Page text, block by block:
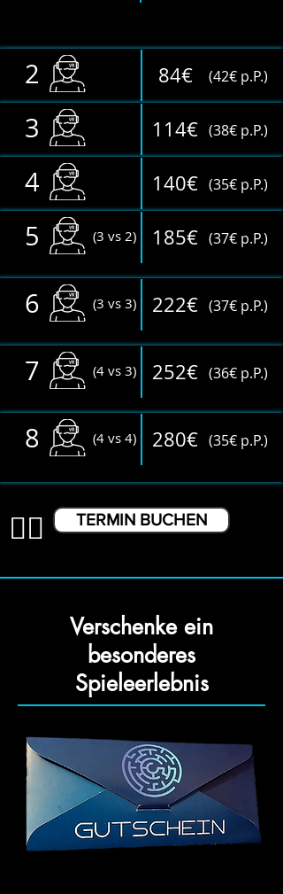
2 84€ (42€ p.P.)
3 114€ (38€ p.P.)
4 140€ (35€ p.P.)
5 (3 vs 2) 185€ (37€ p.P.)
6 (3 vs 3) 222€ (37€ p.P.)
7 (4 vs 3) 252€ (36€ p.P.)
8 (4 vs 4) 280€ (35€ p.P.)
👉🏼 TERMIN BUCHEN
Verschenke ein
besonderes
Spieleerlebnis